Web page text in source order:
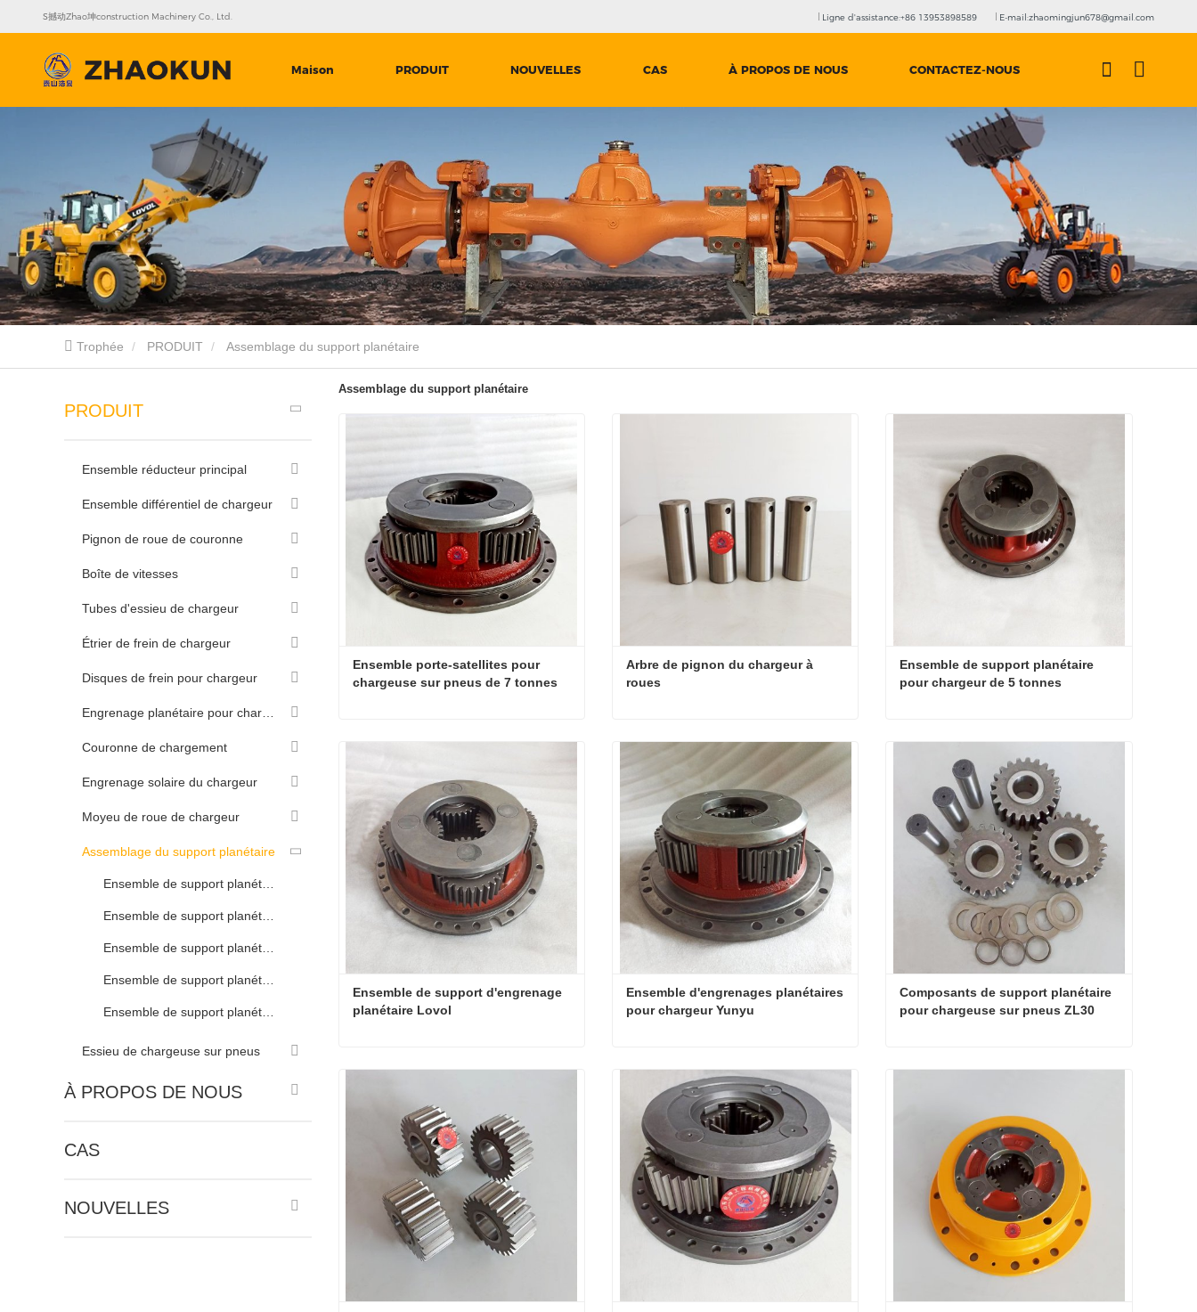
S撼动Zhao坤construction Machinery Co., Ltd. Ligne d'assistance:+86 13953898589 E-mail:zhaomingjun678@gmail.com
Maison PRODUIT NOUVELLES CAS À PROPOS DE NOUS CONTACTEZ-NOUS
Trophée PRODUIT Assemblage du support planétaire
PRODUIT
Ensemble réducteur principal
Ensemble différentiel de chargeur
Pignon de roue de couronne
Boîte de vitesses
Tubes d'essieu de chargeur
Étrier de frein de chargeur
Disques de frein pour chargeur
Couronne de chargement
Engrenage solaire du chargeur
Moyeu de roue de chargeur
Assemblage du support planétaire
Essieu de chargeuse sur pneus
À PROPOS DE NOUS
CAS
NOUVELLES
Assemblage du support planétaire
Ensemble porte-satellites pour
chargeuse sur pneus de 7 tonnes
Ensemble porte-satellites pour chargeuse sur pneus de 7 tonnes
Arbre de pignon du chargeur à
roues
Arbre de pignon du chargeur à roues
Contacter maintenant
Ensemble de support planétaire
pour chargeur de 5 tonnes
Ensemble de support planétaire pour chargeur de 5 tonnes
Contacter maintenant
Ensemble de support d'engrenage
planétaire Lovol
Ensemble de support d'engrenage planétaire Lovol
Ensemble d'engrenages planétaires
pour chargeur Yunyu
Ensemble d'engrenages planétaires pour chargeur Yunyu
Contacter maintenant
Composants de support planétaire
pour chargeuse sur pneus ZL30
Composants de support planétaire pour chargeuse sur pneus ZL30